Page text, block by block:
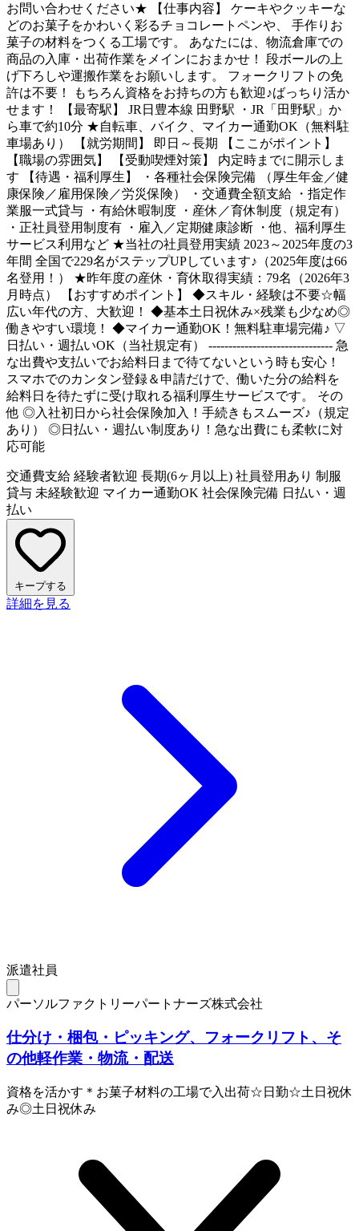
お問い合わせください★ 【仕事内容】 ケーキやクッキーな
どのお菓子をかわいく彩るチョコレートペンや、 手作りお
菓子の材料をつくる工場です。 あなたには、物流倉庫での
商品の入庫・出荷作業をメインにおまかせ！ 段ボールの上
げ下ろしや運搬作業をお願いします。 フォークリフトの免
許は不要！ もちろん資格をお持ちの方も歓迎♪ばっちり活か
せます！ 【最寄駅】 JR日豊本線 田野駅 ・JR「田野駅」か
ら車で約10分 ★自転車、バイク、マイカー通勤OK（無料駐
車場あり） 【就労期間】 即日～長期 【ここがポイント】
【職場の雰囲気】 【受動喫煙対策】 内定時までに開示しま
す 【待遇・福利厚生】 ・各種社会保険完備 （厚生年金／健
康保険／雇用保険／労災保険） ・交通費全額支給 ・指定作
業服一式貸与 ・有給休暇制度 ・産休／育休制度（規定有）
・正社員登用制度有 ・雇入／定期健康診断 ・他、福利厚生
サービス利用など ★当社の社員登用実績 2023～2025年度の3
年間 全国で229名がステップUPしています♪（2025年度は66
名登用！） ★昨年度の産休・育休取得実績：79名（2026年3
月時点） 【おすすめポイント】 ◆スキル・経験は不要☆幅
広い年代の方、大歓迎！ ◆基本土日祝休み×残業も少なめ◎
働きやすい環境！ ◆マイカー通勤OK！無料駐車場完備♪ ▽
日払い・週払いOK（当社規定有） ------------------------------- 急
な出費や支払いでお給料日まで待てないという時も安心！
スマホでのカンタン登録＆申請だけで、働いた分の給料を
給料日を待たずに受け取れる福利厚生サービスです。 その
他 ◎入社初日から社会保険加入！手続きもスムーズ♪（規定
あり） ◎日払い・週払い制度あり！急な出費にも柔軟に対
応可能
交通費支給 経験者歓迎 長期(6ヶ月以上) 社員登用あり 制服
貸与 未経験歓迎 マイカー通勤OK 社会保険完備 日払い・週
払い
キープする
詳細を見る
派遣社員
パーソルファクトリーパートナーズ株式会社
仕分け・梱包・ピッキング、フォークリフト、そ
の他軽作業・物流・配送
資格を活かす＊お菓子材料の工場で入出荷☆日勤☆土日祝休
み◎土日祝休み